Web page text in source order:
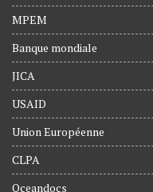
MPEM
Banque mondiale
JICA
USAID
Union Européenne
CLPA
Oceandocs